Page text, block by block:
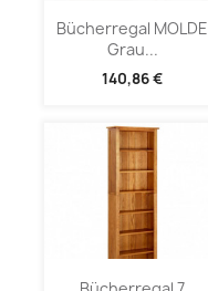
Bücherregal MOLDE
Grau...
140,86 €